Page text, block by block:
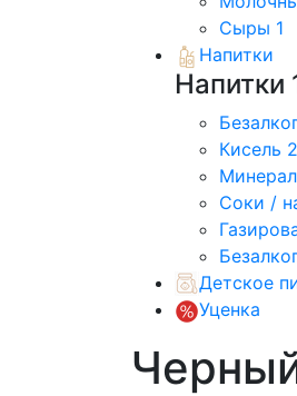
Сыры 1
Напитки
Напитки
Кисель 2
Соки /
Детское
Уценка